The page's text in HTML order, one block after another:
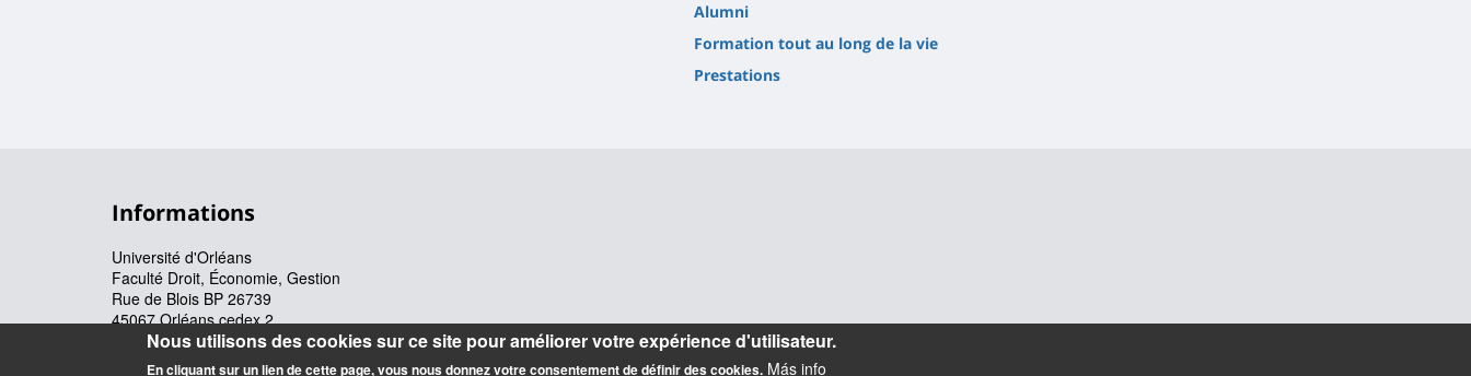
Alumni
Formation tout au long de la vie
Prestations
Informations
Université d'Orléans
Faculté Droit, Économie, Gestion
Rue de Blois BP 26739
45067 Orléans cedex 2
Accueil : 02 38 41 70 31
Nous utilisons des cookies sur ce site pour améliorer votre expérience d'utilisateur.
En cliquant sur un lien de cette page, vous nous donnez votre consentement de définir des cookies. Más info